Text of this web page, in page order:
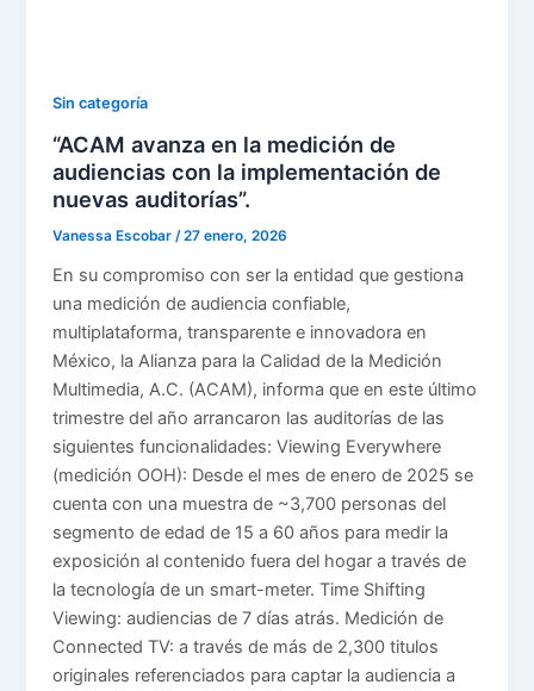
Sin categoría
“ACAM avanza en la medición de
audiencias con la implementación de
nuevas auditorías”.
Vanessa Escobar/27 enero, 2026
En su compromiso con ser la entidad que gestiona
una medición de audiencia confiable,
multiplataforma, transparente e innovadora en
México, la Alianza para la Calidad de la Medición
Multimedia, A.C. (ACAM), informa que en este último
trimestre del año arrancaron las auditorías de las
siguientes funcionalidades: Viewing Everywhere
(medición OOH): Desde el mes de enero de 2025 se
cuenta con una muestra de ~3,700 personas del
segmento de edad de 15 a 60 años para medir la
exposición al contenido fuera del hogar a través de
la tecnología de un smart-meter. Time Shifting
Viewing: audiencias de 7 días atrás. Medición de
Connected TV: a través de más de 2,300 titulos
originales referenciados para captar la audiencia a